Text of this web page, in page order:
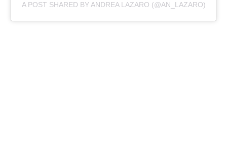
A POST SHARED BY ANDREA LAZARO (@AN_LAZARO)